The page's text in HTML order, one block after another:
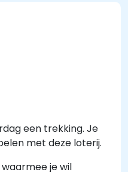
een trekking. Je
met deze loterij.
je wil